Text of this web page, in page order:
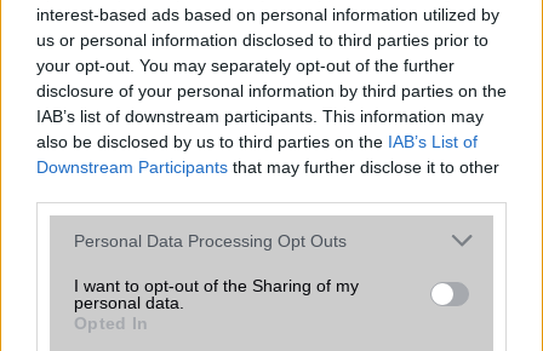
interest-based ads based on personal information utilized by
us or personal information disclosed to third parties prior to
your opt-out. You may separately opt-out of the further
disclosure of your personal information by third parties on the
IAB’s list of downstream participants. This information may
also be disclosed by us to third parties on the IAB’s List of
Downstream Participants that may further disclose it to other
Please note that this website/app uses one or more Google
not limited to your visit or usage behaviour. You may click to
grant or deny consent to Google and its third-party tags to
use your data for below specified purposes in below Google
Personal Data Processing Opt Outs
I want to opt-out of the Sharing of my
personal data.
Opted In
T9 szótár alkalmazás független szótár
Office alkalmazások alap szolgáltatás
Iránytũ ecompass
Extrák Nincs
EGYÉB
Vibra jelzés alap szolgáltatás
SIM típus Nincs
SIM-ek száma